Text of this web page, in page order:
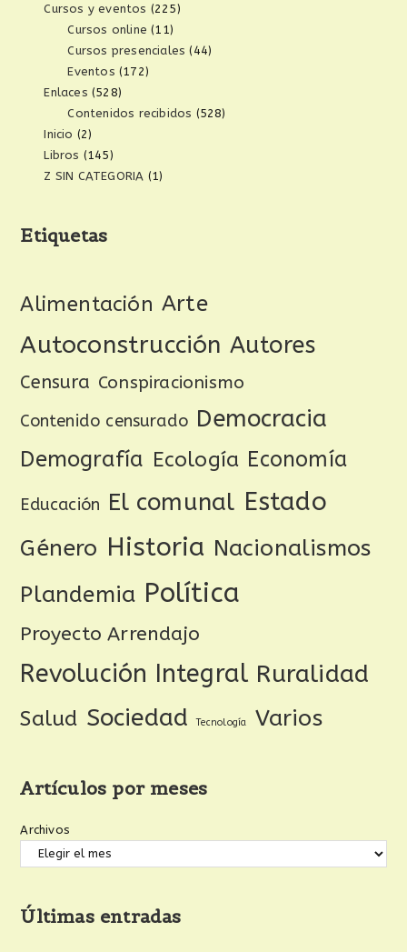
Cursos y eventos (225)
Cursos online (11)
Cursos presenciales (44)
Eventos (172)
Enlaces (528)
Contenidos recibidos (528)
Inicio (2)
Libros (145)
Z SIN CATEGORIA (1)
Etiquetas
Alimentación Arte
Autoconstrucción Autores
Censura Conspiracionismo
Contenido censurado Democracia
Demografía Ecología Economía
Educación El comunal Estado
Género Historia Nacionalismos
Plandemia Política
Proyecto Arrendajo
Revolución Integral Ruralidad
Salud Sociedad Tecnología Varios
Artículos por meses
Archivos
Últimas entradas